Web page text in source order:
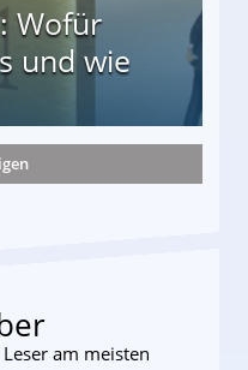
Wofür
und wie
am meisten